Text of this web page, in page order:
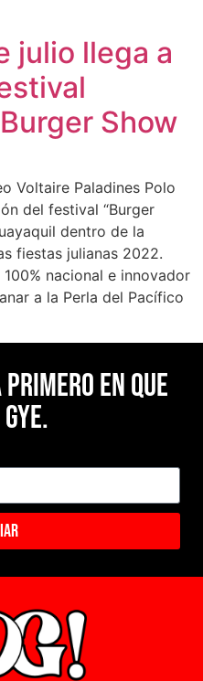
julio llega a
Show
Voltaire Paladines Polo
del festival “Burger
dentro de la
fiestas julianas 2022.
nacional e innovador
a la Perla del Pacífico
en Que